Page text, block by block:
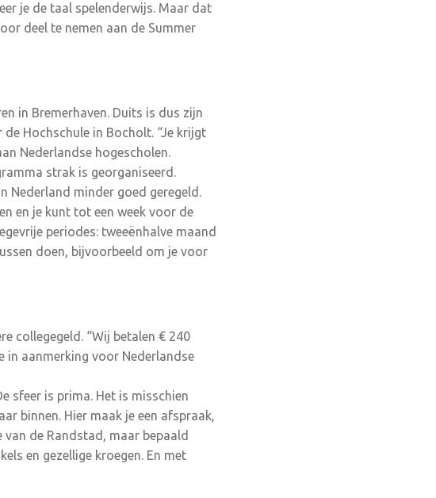
je de taal spelenderwijs. Maar dat
deel te nemen aan de Summer
in Bremerhaven. Duits is dus zijn
Hochschule in Bocholt. “Je krijgt
Nederlandse hogescholen.
strak is georganiseerd.
Nederland minder goed geregeld.
en je kunt tot een week voor de
periodes: tweeënhalve maand
doen, bijvoorbeeld om je voor
collegegeld. “Wij betalen € 240
in aanmerking voor Nederlandse
sfeer is prima. Het is misschien
binnen. Hier maak je een afspraak,
de Randstad, maar bepaald
en gezellige kroegen. En met